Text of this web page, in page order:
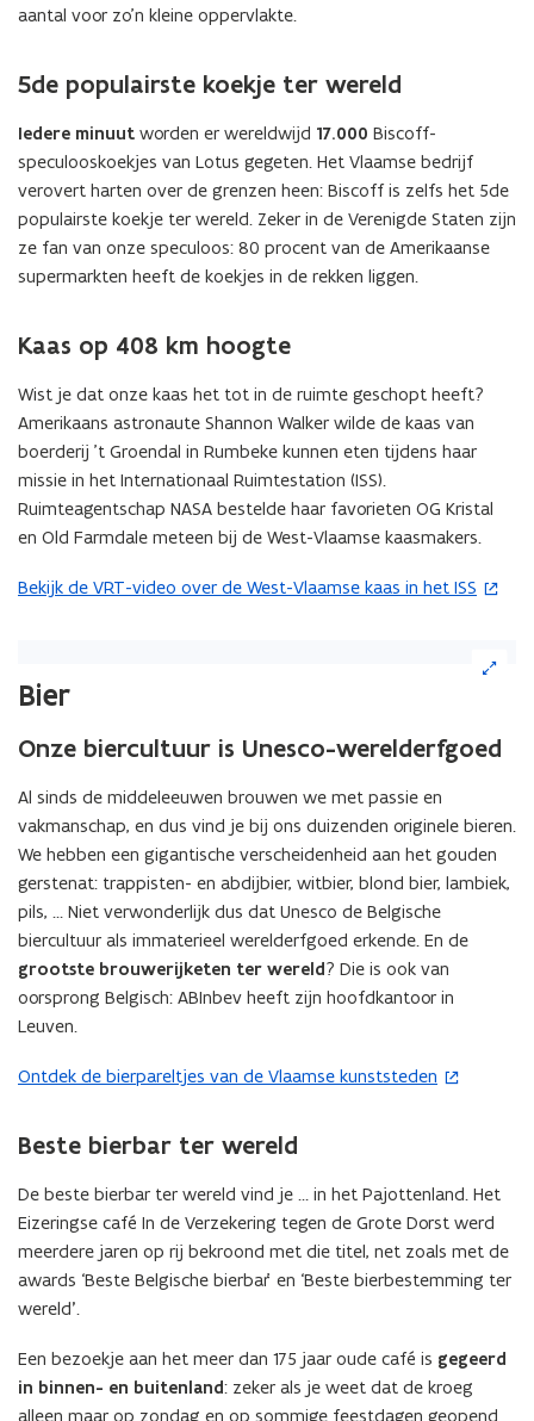
de
voor
vergrote
weergave)
aantal voor zo’n kleine oppervlakte.
5de populairste koekje ter wereld
Iedere minuut worden er wereldwijd 17.000 Biscoff-
speculooskoekjes van Lotus gegeten. Het Vlaamse bedrijf
verovert harten over de grenzen heen: Biscoff is zelfs het 5de
populairste koekje ter wereld. Zeker in de Verenigde Staten zijn
ze fan van onze speculoos: 80 procent van de Amerikaanse
supermarkten heeft de koekjes in de rekken liggen.
Kaas op 408 km hoogte
Wist je dat onze kaas het tot in de ruimte geschopt heeft?
Amerikaans astronaute Shannon Walker wilde de kaas van
boerderij ’t Groendal in Rumbeke kunnen eten tijdens haar
missie in het Internationaal Ruimtestation (ISS).
Ruimteagentschap NASA bestelde haar favorieten OG Kristal
en Old Farmdale meteen bij de West-Vlaamse kaasmakers.
Bekijk de VRT-video over de West-Vlaamse kaas in het ISS
(
n
i
n
n
i
e
u
w
v
e
n
t
r
)
Bier
Onze biercultuur is Unesco-werelderfgoed
Al sinds de middeleeuwen brouwen we met passie en
vakmanschap, en dus vind je bij ons duizenden originele bieren.
We hebben een gigantische verscheidenheid aan het gouden
gerstenat: trappisten- en abdijbier, witbier, blond bier, lambiek,
pils, … Niet verwonderlijk dus dat Unesco de Belgische
biercultuur als immaterieel werelderfgoed erkende. En de
grootste brouwerijketen ter wereld? Die is ook van
oorsprong Belgisch: ABInbev heeft zijn hoofdkantoor in
Leuven.
Ontdek de bierpareltjes van de Vlaamse kunststeden
(
p
n
t
i
n
n
e
u
Beste bierbar ter wereld
De beste bierbar ter wereld vind je … in het Pajottenland. Het
Eizeringse café In de Verzekering tegen de Grote Dorst werd
meerdere jaren op rij bekroond met die titel, net zoals met de
awards ‘Beste Belgische bierbar’ en ‘Beste bierbestemming ter
wereld’.
Een bezoekje aan het meer dan 175 jaar oude café is gegeerd
in binnen- en buitenland: zeker als je weet dat de kroeg
alleen maar op zondag en op sommige feestdagen geopend